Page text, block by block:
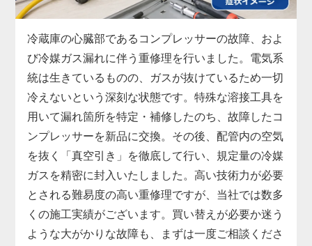
冷蔵庫の心臓部であるコンプレッサーの故障、およ
び冷媒ガス漏れに伴う重修理を行いました。電気系
統は生きているものの、ガスが抜けているため一切
冷えないという深刻な状態です。特殊な溶接工具を
用いて漏れ箇所を特定・補修したのち、故障したコ
ンプレッサーを新品に交換。その後、配管内の空気
を抜く「真空引き」を徹底して行い、規定量の冷媒
ガスを精密に封入いたしました。高い技術力が必要
とされる難易度の高い重修理ですが、当社では数多
くの施工実績がございます。買い替えが必要か迷う
ような大がかりな故障も、まずは一度ご相談くださ